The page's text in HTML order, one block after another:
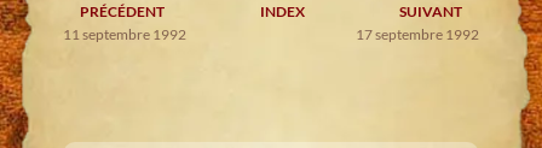
PRÉCÉDENT INDEX
SUIVANT
11 septembre 1992
17 septembre 1992